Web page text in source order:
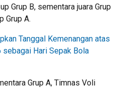
Grup B, sementara juara Grup
Grup A.
Tanggal Kemenangan atas
Hari Sepak Bola
Grup A, Timnas Voli